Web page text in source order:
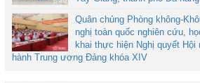
Quân chủng Phòng không-
nghị toàn quốc nghiên cứu,
khai thực hiện Nghị quyết
hành Trung ương Đảng khóa XIV